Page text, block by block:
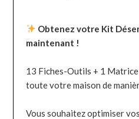
Obtenez votre Kit
maintenant !
13 Fiches-Outils + 1
toute votre maison de
Vous souhaitez optimiser